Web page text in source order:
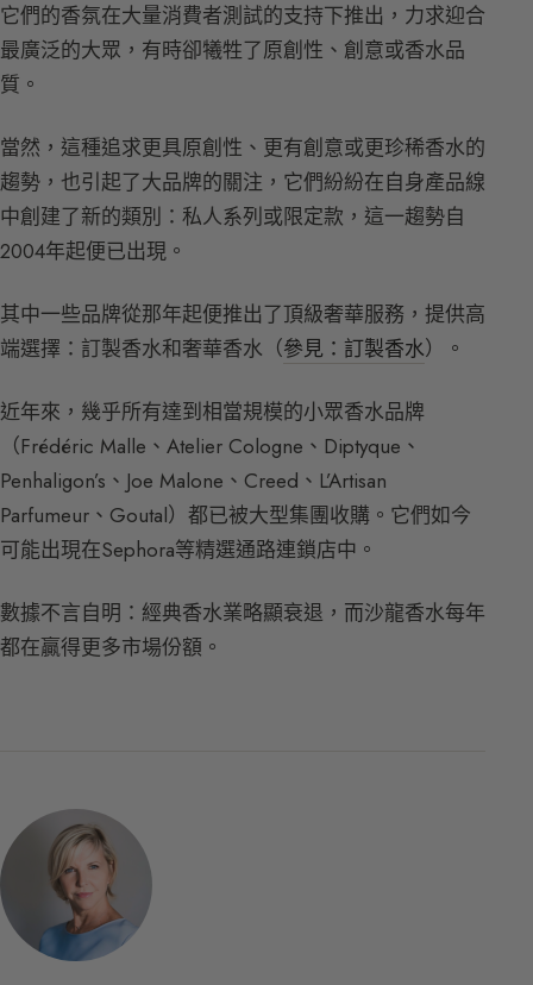
它們的香氛在大量消費者測試的支持下推出，力求迎合
最廣泛的大眾，有時卻犧牲了原創性、創意或香水品
質。
當然，這種追求更具原創性、更有創意或更珍稀香水的
趨勢，也引起了大品牌的關注，它們紛紛在自身產品線
中創建了新的類別：私人系列或限定款，這一趨勢自
2004年起便已出現。
其中一些品牌從那年起便推出了頂級奢華服務，提供高
端選擇：訂製香水和奢華香水（參見：訂製香水）。
近年來，幾乎所有達到相當規模的小眾香水品牌
（Frédéric Malle、Atelier Cologne、Diptyque、
Penhaligon’s、Joe Malone、Creed、L’Artisan
Parfumeur、Goutal）都已被大型集團收購。它們如今
可能出現在Sephora等精選通路連鎖店中。
數據不言自明：經典香水業略顯衰退，而沙龍香水每年
都在贏得更多市場份額。